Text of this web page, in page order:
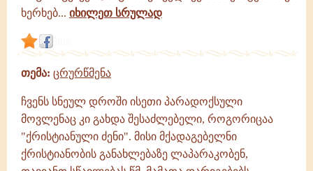
ხერხებ... იხილეთ სრულად
თემა: ცრურწმენა
ჩვენს სნეულ დროში ისეთი პარადოქსული
მოვლენაც კი გახდა შესაძლებელი, როგორიცაა
"ქრისტიანული ძენი". მისი მქადაგებელნი
ქრისტიანობის განახლებაზე ლაპარაკობენ,